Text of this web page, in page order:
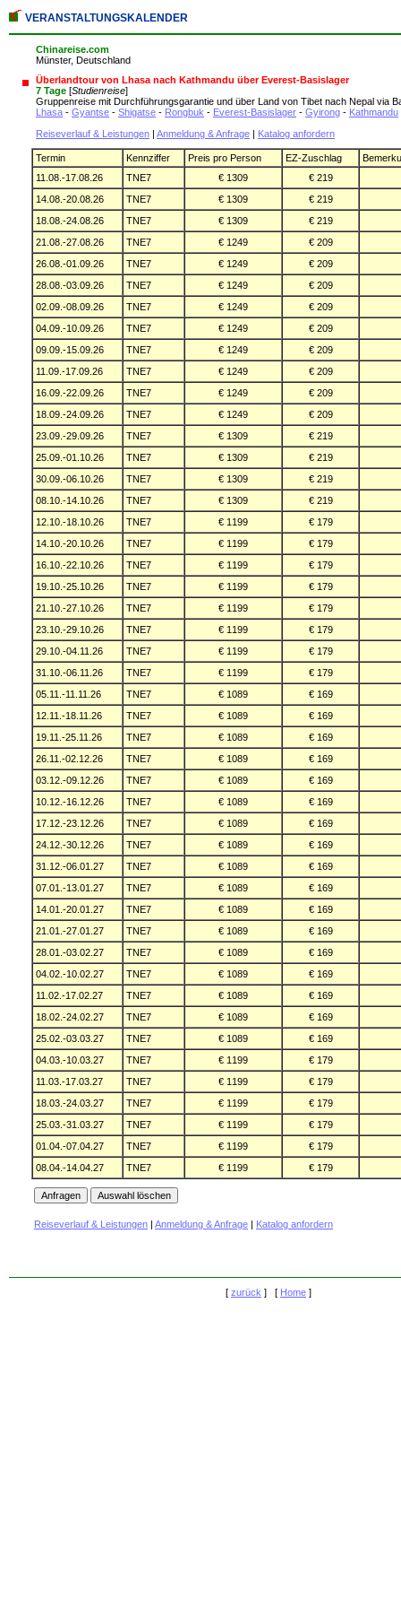
VERANSTALTUNGSKALENDER
Chinareise.com
Münster, Deutschland
Überlandtour von Lhasa nach Kathmandu über Everest-Basislager
7 Tage [Studienreise]
Gruppenreise mit Durchführungsgarantie und über Land von Tibet nach Nepal via
Lhasa - Gyantse - Shigatse - Rongbuk - Everest-Basislager - Gyirong - Kathmandu
Reiseverlauf & Leistungen | Anmeldung & Anfrage | Katalog anfordern
Termin Kennziffer Preis pro Person EZ-Zuschlag
11.08.-17.08.26
TNE7 € 1309
€ 219
14.08.-20.08.26
TNE7 € 1309
€ 219
18.08.-24.08.26
TNE7 € 1309
€ 219
21.08.-27.08.26
TNE7 € 1249
€ 209
26.08.-01.09.26
TNE7 € 1249
€ 209
28.08.-03.09.26
TNE7 € 1249
€ 209
02.09.-08.09.26
TNE7 € 1249
€ 209
04.09.-10.09.26
TNE7 € 1249
€ 209
09.09.-15.09.26
TNE7 € 1249
€ 209
11.09.-17.09.26
TNE7 € 1249
€ 209
16.09.-22.09.26
TNE7 € 1249
€ 209
18.09.-24.09.26
TNE7 € 1249
€ 209
23.09.-29.09.26
TNE7 € 1309
€ 219
25.09.-01.10.26
TNE7 € 1309
€ 219
30.09.-06.10.26
TNE7 € 1309
€ 219
08.10.-14.10.26
TNE7 € 1309
€ 219
12.10.-18.10.26
TNE7 € 1199
€ 179
14.10.-20.10.26
TNE7 € 1199
€ 179
16.10.-22.10.26
TNE7 € 1199
€ 179
19.10.-25.10.26
TNE7 € 1199
€ 179
21.10.-27.10.26
TNE7 € 1199
€ 179
23.10.-29.10.26
TNE7 € 1199
€ 179
29.10.-04.11.26
TNE7 € 1199
€ 179
31.10.-06.11.26
TNE7 € 1199
€ 179
05.11.-11.11.26
TNE7 € 1089
€ 169
12.11.-18.11.26
TNE7 € 1089
€ 169
19.11.-25.11.26
TNE7 € 1089
€ 169
26.11.-02.12.26
TNE7 € 1089
€ 169
03.12.-09.12.26
TNE7 € 1089
€ 169
10.12.-16.12.26
TNE7 € 1089
€ 169
17.12.-23.12.26
TNE7 € 1089
€ 169
24.12.-30.12.26
TNE7 € 1089
€ 169
31.12.-06.01.27
TNE7 € 1089
€ 169
07.01.-13.01.27
TNE7 € 1089
€ 169
14.01.-20.01.27
TNE7 € 1089
€ 169
21.01.-27.01.27
TNE7 € 1089
€ 169
28.01.-03.02.27
TNE7 € 1089
€ 169
04.02.-10.02.27
TNE7 € 1089
€ 169
11.02.-17.02.27
TNE7 € 1089
€ 169
18.02.-24.02.27
TNE7 € 1089
€ 169
25.02.-03.03.27
TNE7 € 1089
€ 169
04.03.-10.03.27
TNE7 € 1199
€ 179
11.03.-17.03.27
TNE7 € 1199
€ 179
18.03.-24.03.27
TNE7 € 1199
€ 179
25.03.-31.03.27
TNE7 € 1199
€ 179
01.04.-07.04.27
TNE7 € 1199
€ 179
08.04.-14.04.27
TNE7 € 1199 € 179
Reiseverlauf & Leistungen | Anmeldung & Anfrage | Katalog anfordern
[ zurück ] [ Home ]